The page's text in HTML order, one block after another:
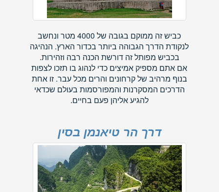
כביש זה ממוקם בגובה של 4000 מטר ונחשב
לנקודת הדרך הגבוהה ביותר בכדור הארץ. הנהיגה
בכביש מפותל זה דורשת הכנה רבה וזהירות.
אם אתם מספיק אמיצים כדי לנהוג בו תזכו לצפות
בנוף מרהיב של קרחונים והרים מכל עבר. זו אחת
הדרכים המסקרנות והמפורסמות בעולם שכדאי
להגיע אליהן פעם בחיים.
דרך הר טיאנמן בסין